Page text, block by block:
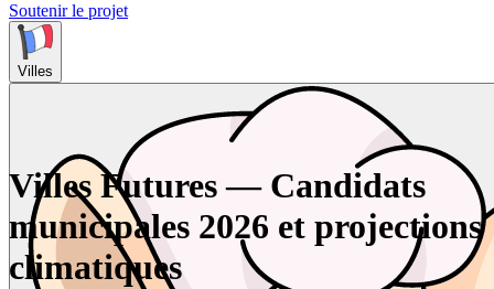
Soutenir le projet
Villes
Villes Futures — Candidats
municipales 2026 et projections
climatiques